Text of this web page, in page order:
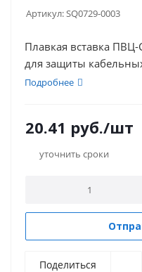
Артикул:SQ0729-0003
Плавкая вставка
для защиты
Подробнее
20.41 руб./шт
уточнить сроки
Поделиться